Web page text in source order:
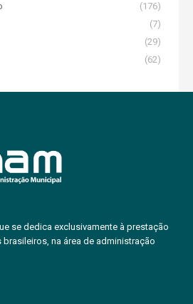
(176)
(7)
(29)
(62)
se dedica exclusivamente à prestação
na área de administração